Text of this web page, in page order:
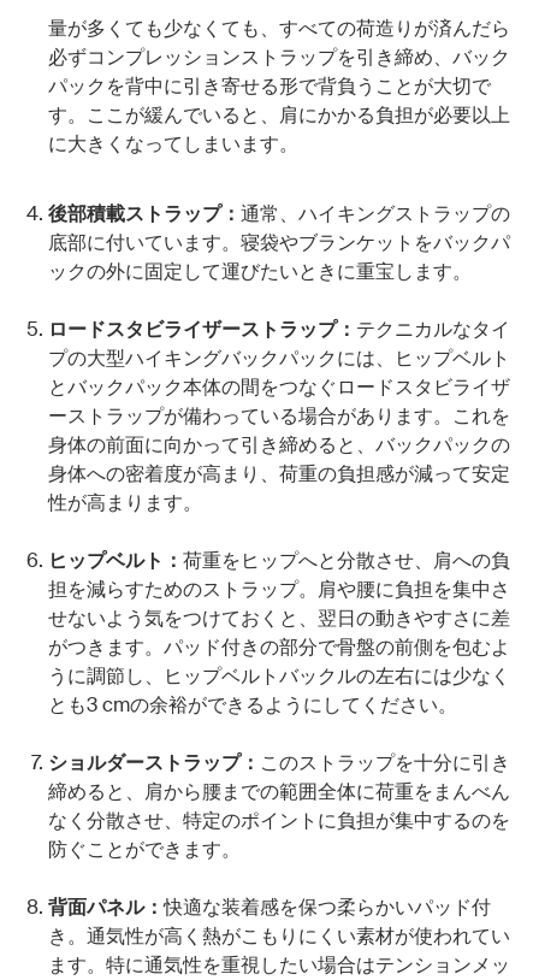
量が多くても少なくても、すべての荷造りが済んだら
必ずコンプレッションストラップを引き締め、バック
パックを背中に引き寄せる形で背負うことが大切で
す。ここが緩んでいると、肩にかかる負担が必要以上
に大きくなってしまいます。
後部積載ストラップ： 通常、ハイキングストラップの
底部に付いています。寝袋やブランケットをバックパ
ックの外に固定して運びたいときに重宝します。
ロードスタビライザーストラップ： テクニカルなタイ
プの大型ハイキングバックパックには、ヒップベルト
とバックパック本体の間をつなぐロードスタビライザ
ーストラップが備わっている場合があります。これを
身体の前面に向かって引き締めると、バックパックの
身体への密着度が高まり、荷重の負担感が減って安定
性が高まります。
ヒップベルト： 荷重をヒップへと分散させ、肩への負
担を減らすためのストラップ。肩や腰に負担を集中さ
せないよう気をつけておくと、翌日の動きやすさに差
がつきます。パッド付きの部分で骨盤の前側を包むよ
うに調節し、ヒップベルトバックルの左右には少なく
とも3 cmの余裕ができるようにしてください。
ショルダーストラップ： このストラップを十分に引き
締めると、肩から腰までの範囲全体に荷重をまんべん
なく分散させ、特定のポイントに負担が集中するのを
防ぐことができます。
背面パネル：快適な装着感を保つ柔らかいパッド付
き。通気性が高く熱がこもりにくい素材が使われてい
ます。特に通気性を重視したい場合はテンションメッ